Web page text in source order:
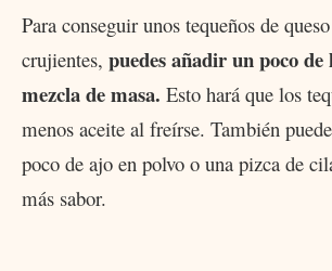
Para conseguir unos tequeños de
crujientes, puedes añadir un poco
mezcla de masa. Esto hará que los
menos aceite al freírse. También
poco de ajo en polvo o una pizca de
más sabor.